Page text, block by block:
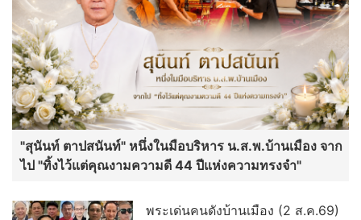
"สุนันท์ ตาปสนันท์" หนึ่งในมือบริหาร น.ส.พ.บ้านเมือง จาก
ไป "ทิ้งไว้แต่คุณงามความดี 44 ปีแห่งความทรงจำ"
พระเด่นคนดังบ้านเมือง (2 ส.ค.69)